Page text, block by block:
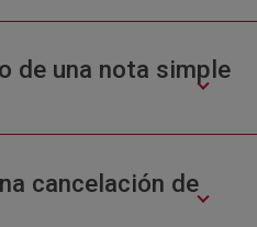
de una nota simple
cancelación de